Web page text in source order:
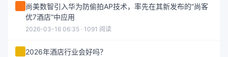
尚美数智引入华为防偷拍AP技术，率先在其新发布的“尚客
优7酒店”中应用
2026-03-16 06:35 · 1091 阅读
2026年酒店行业会好吗？